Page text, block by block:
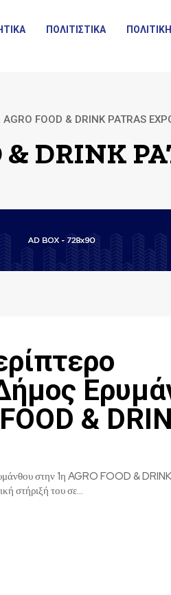
ΠΟΛΙΤΙΣΤΙΚΑ ΠΟΛΙΤΙΚΗ
AGRO FOOD & DRINK PATRAS
& DRINK
&
στην 1η AGRO FOOD &
στήριξή του σε...